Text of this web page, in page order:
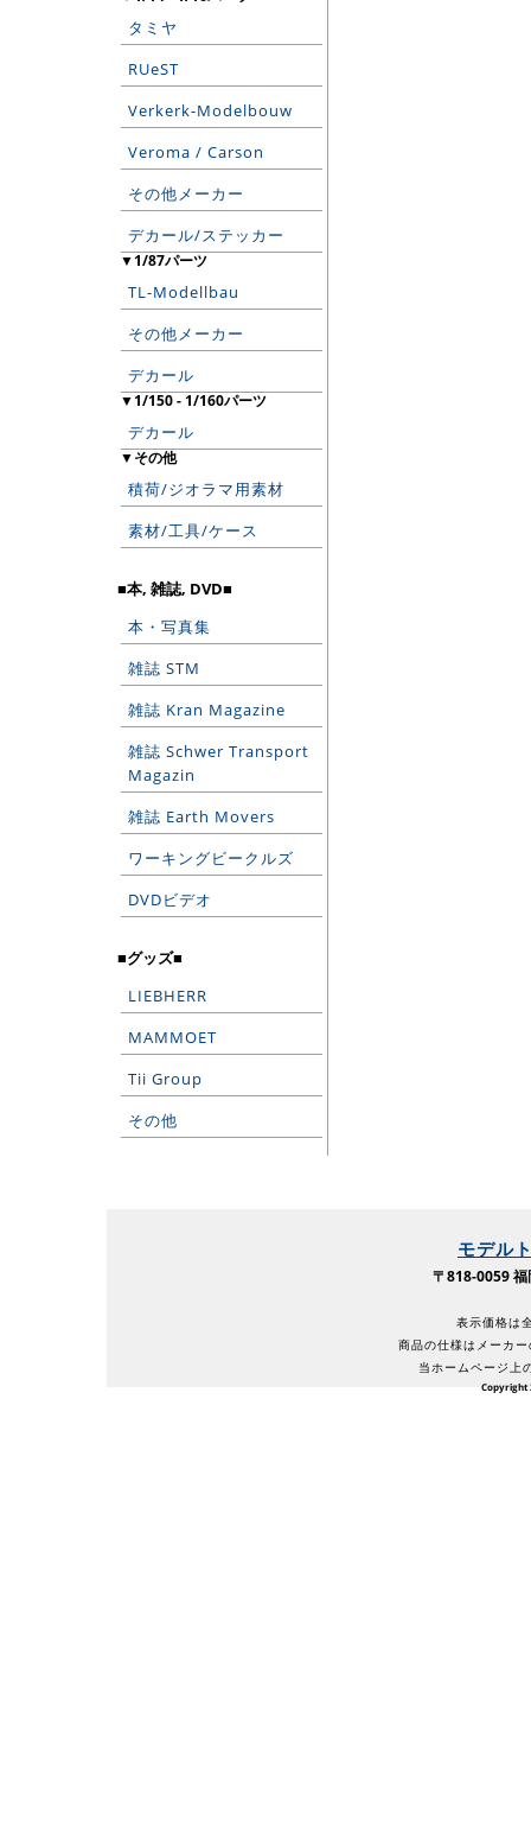
タミヤ
RUeST
Verkerk-Modelbouw
Veroma / Carson
その他メーカー
デカール/ステッカー
▼1/87パーツ
TL-Modellbau
その他メーカー
デカール
▼1/150 - 1/160パーツ
デカール
▼その他
積荷/ジオラマ用素材
素材/工具/ケース
■本, 雑誌, DVD■
本・写真集
雑誌 STM
雑誌 Kran Magazine
雑誌 Schwer Transport
Magazin
雑誌 Earth Movers
ワーキングビークルズ
DVDビデオ
■グッズ■
LIEBHERR
MAMMOET
Tii Group
その他
モデル
〒818-0059
表示価格は
商品の仕様はメーカ
当ホームページ上
Copyright